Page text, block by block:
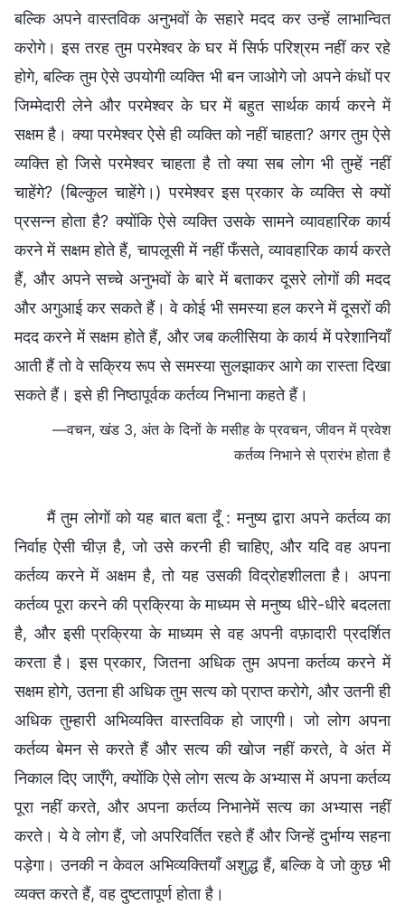
बल्कि अपने वास्तविक अनुभवों के सहारे मदद कर उन्हें लाभान्वित
करोगे। इस तरह तुम परमेश्वर के घर में सिर्फ परिश्रम नहीं कर रहे
होगे, बल्कि तुम ऐसे उपयोगी व्यक्ति भी बन जाओगे जो अपने कंधों पर
जिम्मेदारी लेने और परमेश्वर के घर में बहुत सार्थक कार्य करने में
सक्षम है। क्या परमेश्वर ऐसे ही व्यक्ति को नहीं चाहता? अगर तुम ऐसे
व्यक्ति हो जिसे परमेश्वर चाहता है तो क्या सब लोग भी तुम्हें नहीं
चाहेंगे? (बिल्कुल चाहेंगे।) परमेश्वर इस प्रकार के व्यक्ति से क्यों
प्रसन्न होता है? क्योंकि ऐसे व्यक्ति उसके सामने व्यावहारिक कार्य
करने में सक्षम होते हैं, चापलूसी में नहीं फँसते, व्यावहारिक कार्य करते
हैं, और अपने सच्चे अनुभवों के बारे में बताकर दूसरे लोगों की मदद
और अगुआई कर सकते हैं। वे कोई भी समस्या हल करने में दूसरों की
मदद करने में सक्षम होते हैं, और जब कलीसिया के कार्य में परेशानियाँ
आती हैं तो वे सक्रिय रूप से समस्या सुलझाकर आगे का रास्ता दिखा
सकते हैं। इसे ही निष्ठापूर्वक कर्तव्य निभाना कहते हैं।
—वचन, खंड 3, अंत के दिनों के मसीह के प्रवचन, जीवन में प्रवेश
कर्तव्य निभाने से प्रारंभ होता है
मैं तुम लोगों को यह बात बता दूँ : मनुष्य द्वारा अपने कर्तव्य का
निर्वाह ऐसी चीज़ है, जो उसे करनी ही चाहिए, और यदि वह अपना
कर्तव्य करने में अक्षम है, तो यह उसकी विद्रोहशीलता है। अपना
कर्तव्य पूरा करने की प्रक्रिया के माध्यम से मनुष्य धीरे-धीरे बदलता
है, और इसी प्रक्रिया के माध्यम से वह अपनी वफ़ादारी प्रदर्शित
करता है। इस प्रकार, जितना अधिक तुम अपना कर्तव्य करने में
सक्षम होगे, उतना ही अधिक तुम सत्य को प्राप्त करोगे, और उतनी ही
अधिक तुम्हारी अभिव्यक्ति वास्तविक हो जाएगी। जो लोग अपना
कर्तव्य बेमन से करते हैं और सत्य की खोज नहीं करते, वे अंत में
निकाल दिए जाएँगे, क्योंकि ऐसे लोग सत्य के अभ्यास में अपना कर्तव्य
पूरा नहीं करते, और अपना कर्तव्य निभानेमें सत्य का अभ्यास नहीं
करते। ये वे लोग हैं, जो अपरिवर्तित रहते हैं और जिन्हें दुर्भाग्य सहना
पड़ेगा। उनकी न केवल अभिव्यक्तियाँ अशुद्ध हैं, बल्कि वे जो कुछ भी
व्यक्त करते हैं, वह दुष्टतापूर्ण होता है।